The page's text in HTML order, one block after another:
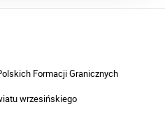
Formacji Granicznych
wrzesińskiego